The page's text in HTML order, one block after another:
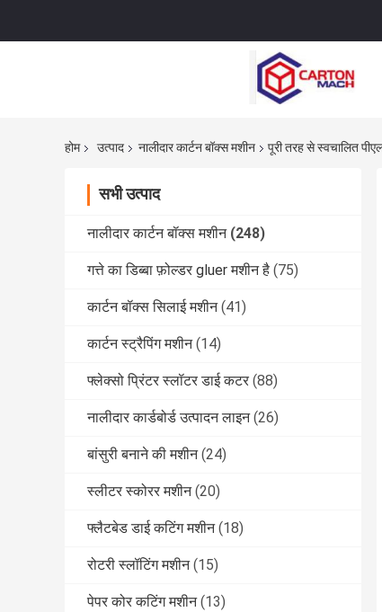
होम उत्पाद नालीदार कार्टन बॉक्स मशीन पूरी तरह से स्वचालित
सभी उत्पाद
नालीदार कार्टन बॉक्स मशीन (248)
गत्ते का डिब्बा फ़ोल्डर gluer मशीन है (75)
कार्टन बॉक्स सिलाई मशीन (41)
कार्टन स्ट्रैपिंग मशीन (14)
फ्लेक्सो प्रिंटर स्लॉटर डाई कटर (88)
नालीदार कार्डबोर्ड उत्पादन लाइन (26)
बांसुरी बनाने की मशीन (24)
स्लीटर स्कोरर मशीन (20)
फ्लैटबेड डाई कटिंग मशीन (18)
रोटरी स्लॉटिंग मशीन (15)
पेपर कोर कटिंग मशीन (13)